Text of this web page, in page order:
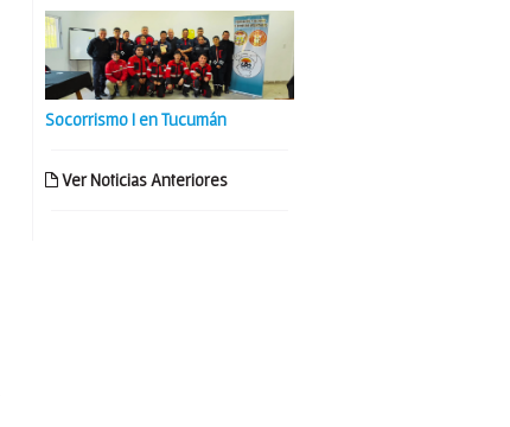
Socorrismo I en Tucumán
Ver Noticias Anteriores